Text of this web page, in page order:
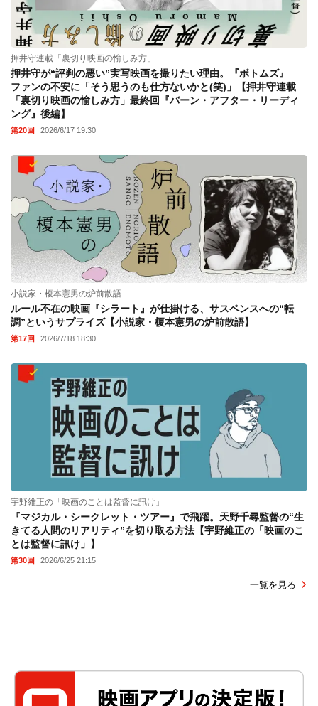
押井守連載「裏切り映画の愉しみ方」
押井守が“評判の悪い”実写映画を撮りたい理由。『ボトムズ』
ファンの不安に「そう思うのも仕方ないかと(笑)」【押井守連載
「裏切り映画の愉しみ方」最終回『バーン・アフター・リーディ
ング』後編】
第20回 2026/6/17 19:30
小説家・榎本憲男の炉前散語
ルール不在の映画『シラート』が仕掛ける、サスペンスへの“転
調”というサプライズ【小説家・榎本憲男の炉前散語】
第17回 2026/7/18 18:30
宇野維正の「映画のことは監督に訊け」
『マジカル・シークレット・ツアー』で飛躍。天野千尋監督の“生
きてる人間のリアリティ”を切り取る方法【宇野維正の「映画のこ
とは監督に訊け」】
第30回 2026/6/25 21:15
一覧を見る